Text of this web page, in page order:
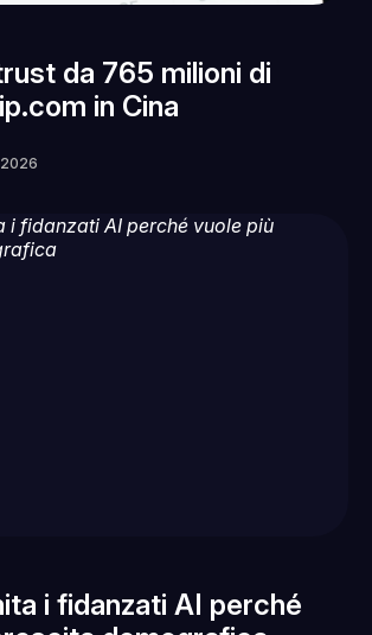
da 765 milioni di
in Cina
i fidanzati AI perché